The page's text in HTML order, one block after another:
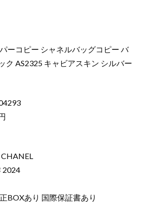
ーコピー シャネルバッグコピー バ
ク AS2325 キャビアスキン シルバー
2024
BOXあり 国際保証書あり